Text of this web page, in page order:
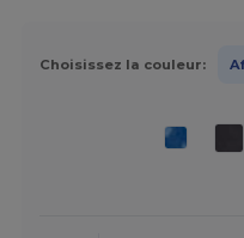
Choisissez la couleur: